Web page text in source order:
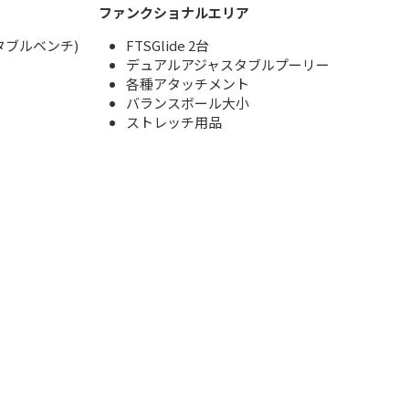
ブルベンチ)
ファンクショナルエリア
FTSGlide 2台
デュアルアジャスタブルプーリー
各種アタッチメント
バランスボール大小
ストレッチ用品